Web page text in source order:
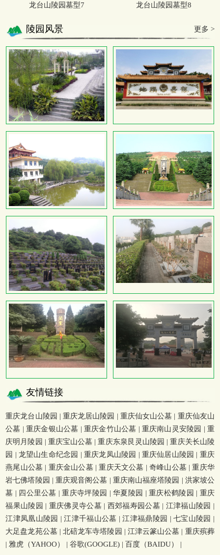
龙台山陵园墓型7 龙台山陵园墓型8
陵园风景 更多 >
友情链接
重庆龙台山陵园 | 重庆龙居山陵园 | 重庆仙女山公墓 | 重庆仙友山
公墓 |重庆金银山公墓 | 重庆金竹山公墓 | 重庆南山灵安陵园 | 重
庆明月陵园 | 重庆宝山公墓 |重庆东泉艮灵山陵园 |重庆关长山陵
园 | 龙望山生命纪念园 | 重庆龙凤山陵园 | 重庆仙居山陵园 | 重庆
燕尾山公墓 | 重庆金山公墓|重庆天文公墓 | 奇峰山公墓 |重庆华
岩七佛塔陵园 | 重庆观音阁公墓 | 重庆南山福座塔陵园 | 洪家坡公
墓 | 四公里公墓 |重庆寺坪陵园 |华夏陵园 | 重庆松鹤陵园 | 重庆
福果山陵园 | 重庆佛灵寺公墓| 西郊福寿园公墓| 江津福山陵园 |
江津凤凰山陵园 |江津千福山公墓 |江津福鼎陵园 | 七宝山陵园 |
大足盘龙苑公墓| 北碚龙车寺塔陵园 | 江津云篆山公墓 | 重庆殡葬
| 雅虎（YAHOO） |谷歌(GOOGLE) |百度（BAIDU） |